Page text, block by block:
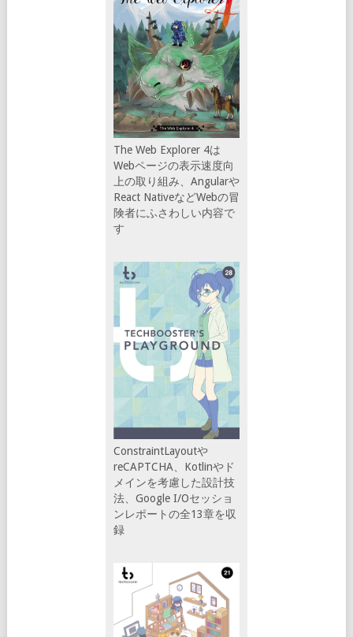
The Web Explorer 4は
Webページの表示速度向
上の取り組み、Angularや
React NativeなどWebの冒
険者にふさわしい内容で
す
ConstraintLayoutや
reCAPTCHA、Kotlinやド
メインを考慮した設計技
法、Google I/Oセッショ
ンレポートの全13章を収
録